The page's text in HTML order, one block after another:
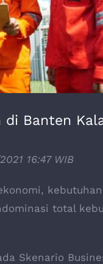
Banten
16:47 WIB
total
Skenario